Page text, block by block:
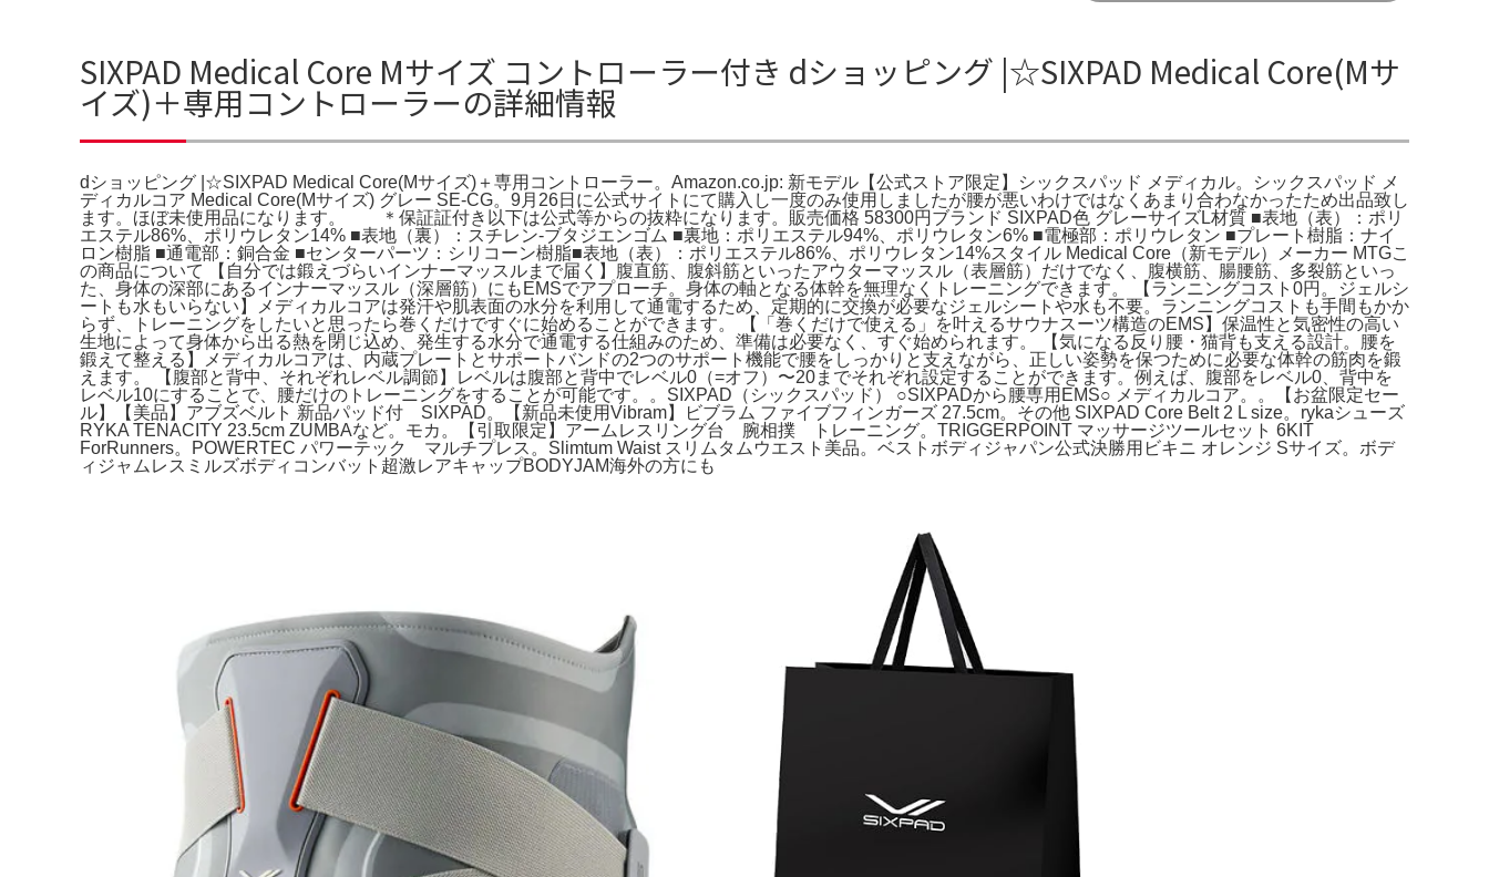
SIXPAD Medical Core Mサイズ コントローラー付き dショッピング |☆SIXPAD Medical Core(Mサ
イズ)＋専用コントローラーの詳細情報
dショッピング |☆SIXPAD Medical Core(Mサイズ)＋専用コントローラー。Amazon.co.jp: 新モデル【公式ストア限定】シックスパッド メディカル。シックスパッド メ
ディカルコア Medical Core(Mサイズ) グレー SE-CG。9月26日に公式サイトにて購入し一度のみ使用しましたが腰が悪いわけではなくあまり合わなかったため出品致し
ます。ほぼ未使用品になります。 ＊保証証付き以下は公式等からの抜粋になります。販売価格 58300円ブランド SIXPAD色 グレーサイズL材質 ■表地（表）：ポリ
エステル86%、ポリウレタン14% ■表地（裏）：スチレン-ブタジエンゴム ■裏地：ポリエステル94%、ポリウレタン6% ■電極部：ポリウレタン ■プレート樹脂：ナイ
ロン樹脂 ■通電部：銅合金 ■センターパーツ：シリコーン樹脂■表地（表）：ポリエステル86%、ポリウレタン14%スタイル Medical Core（新モデル）メーカー MTGこ
の商品について 【自分では鍛えづらいインナーマッスルまで届く】腹直筋、腹斜筋といったアウターマッスル（表層筋）だけでなく、腹横筋、腸腰筋、多裂筋といっ
た、身体の深部にあるインナーマッスル（深層筋）にもEMSでアプローチ。身体の軸となる体幹を無理なくトレーニングできます。 【ランニングコスト0円。ジェルシ
ートも水もいらない】メディカルコアは発汗や肌表面の水分を利用して通電するため、定期的に交換が必要なジェルシートや水も不要。ランニングコストも手間もかか
らず、トレーニングをしたいと思ったら巻くだけですぐに始めることができます。 【「巻くだけで使える」を叶えるサウナスーツ構造のEMS】保温性と気密性の高い
生地によって身体から出る熱を閉じ込め、発生する水分で通電する仕組みのため、準備は必要なく、すぐ始められます。 【気になる反り腰・猫背も支える設計。腰を
鍛えて整える】メディカルコアは、内蔵プレートとサポートバンドの2つのサポート機能で腰をしっかりと支えながら、正しい姿勢を保つために必要な体幹の筋肉を鍛
えます。 【腹部と背中、それぞれレベル調節】レベルは腹部と背中でレベル0（=オフ）〜20までそれぞれ設定することができます。例えば、腹部をレベル0、背中を
レベル10にすることで、腰だけのトレーニングをすることが可能です。。SIXPAD（シックスパッド） ○SIXPADから腰専用EMS○ メディカルコア。。【お盆限定セー
ル】【美品】アブズベルト 新品パッド付 SIXPAD。【新品未使用Vibram】ビブラム ファイブフィンガーズ 27.5cm。その他 SIXPAD Core Belt 2 L size。rykaシューズ
RYKA TENACITY 23.5cm ZUMBAなど。モカ。【引取限定】アームレスリング台 腕相撲 トレーニング。TRIGGERPOINT マッサージツールセット 6KIT
ForRunners。POWERTEC パワーテック マルチプレス。Slimtum Waist スリムタムウエスト美品。ベストボディジャパン公式決勝用ビキニ オレンジ Sサイズ。ボデ
ィジャムレスミルズボディコンバット超激レアキャップBODYJAM海外の方にも